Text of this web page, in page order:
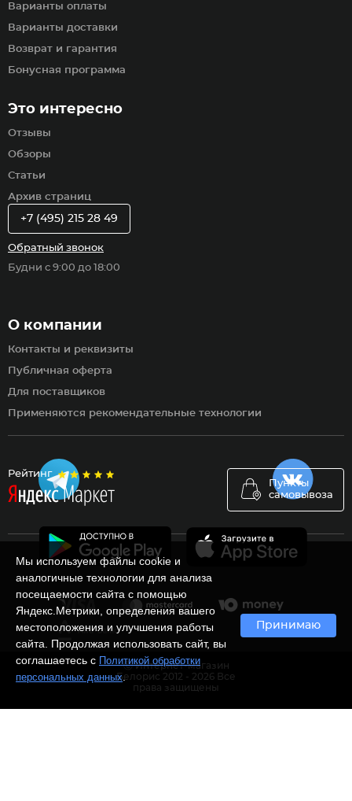
Рейтинг
Пункты
самовывоза
Варианты оплаты
Варианты доставки
Возврат и гарантия
Бонусная программа
Это интересно
Отзывы
Обзоры
Статьи
Архив страниц
О компании
Контакты и реквизиты
Публичная оферта
Для поставщиков
Применяются рекомендательные технологии
+7 (495) 215 28 49
Обратный звонок
Будни с 9:00 до 18:00
Мы используем файлы cookie и
аналогичные технологии для анализа
посещаемости сайта с помощью
Яндекс.Метрики, определения вашего
местоположения и улучшения работы
сайта. Продолжая использовать сайт, вы
соглашаетесь с Политикой обработки
персональных данных.
Принимаю
Ⓒ Интернет-магазин
Белорис 2012 - 2026 Все
права защищены